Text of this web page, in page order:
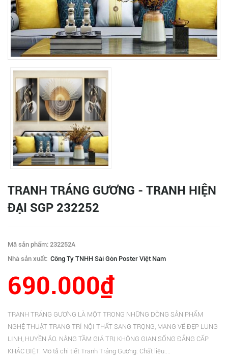
TRANH TRÁNG GƯƠNG - TRANH HIỆN
ĐẠI SGP 232252
Mã sản phẩm: 232252A
Nhà sản xuất: Công Ty TNHH Sài Gòn Poster Việt Nam
690.000₫
TRANH TRÁNG GƯƠNG LÀ MỘT TRONG NHỮNG DÒNG SẢN PHẨM
NGHỆ THUẬT TRANG TRÍ NỘI THẤT SANG TRỌNG, MANG VẺ ĐẸP LUNG
LINH, HUYỀN ẢO. NÂNG TẦM GIÁ TRỊ KHÔNG GIAN SỐNG ĐẲNG CẤP
KHÁC BIỆT. Mô tả chi tiết Tranh Tráng Gương: Chất liệu:...